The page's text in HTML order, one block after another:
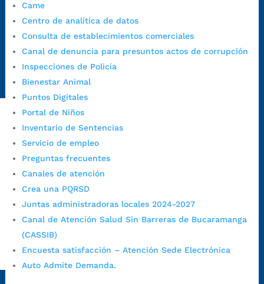
Came
Centro de analítica de datos
Consulta de establecimientos comerciales
Canal de denuncia para presuntos actos de corrupción
Inspecciones de Policía
Bienestar Animal
Puntos Digitales
Portal de Niños
Inventario de Sentencias
Servicio de empleo
Preguntas frecuentes
Canales de atención
Crea una PQRSD
Juntas administradoras locales 2024-2027
Canal de Atención Salud Sin Barreras de Bucaramanga
(CASSIB)
Encuesta satisfacción – Atención Sede Electrónica
Auto Admite Demanda.
@AlcaldíaBGA